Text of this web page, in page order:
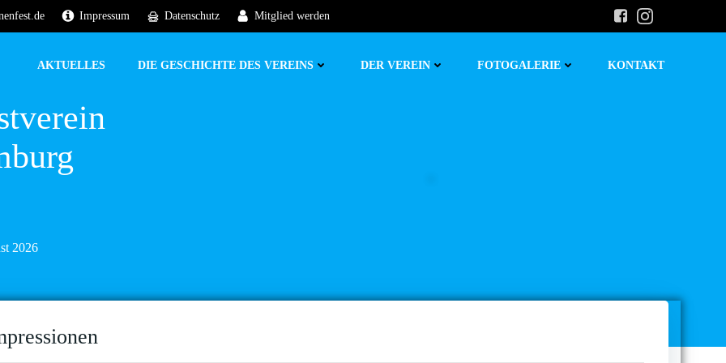
Impressum Datenschutz Mitglied werden
AKTUELLES DIE GESCHICHTE DES VEREINS DER VEREIN FOTOGALERIE KONTAKT
2026